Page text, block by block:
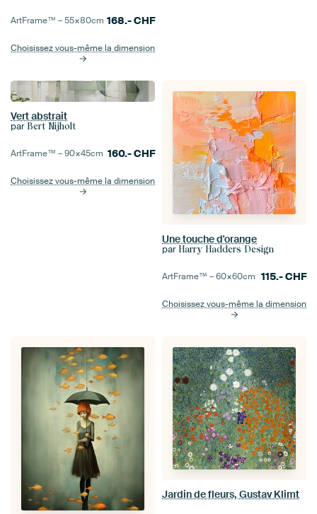
ArtFrame™ –55×80cm 168.-CHF
Choisissez vous-même la dimension
Vert abstrait
par Bert Nijholt
ArtFrame™ –90×45cm 160.-CHF
Choisissez vous-même la dimension
Une touche d'orange
par Harry Hadders Design
ArtFrame™ –60×60cm 115.-CHF
Choisissez vous-même la dimension
Jardin de fleurs, Gustav Klimt